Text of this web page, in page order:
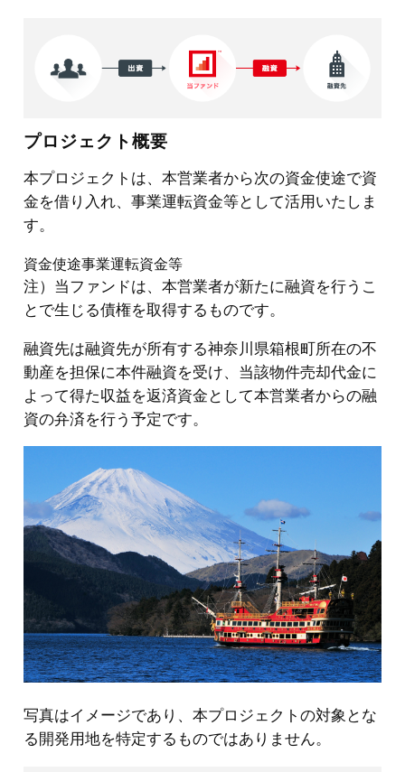
プロジェクト概要
本プロジェクトは、本営業者から次の資金使途で資
金を借り入れ、事業運転資金等として活用いたしま
す。
資金使途事業運転資金等
注） 当ファンドは、本営業者が新たに融資を行うこ
とで生じる債権を取得するものです。
融資先は融資先が所有する神奈川県箱根町所在の不
動産を担保に本件融資を受け、当該物件売却代金に
よって得た収益を返済資金として本営業者からの融
資の弁済を行う予定です。
写真はイメージであり、本プロジェクトの対象とな
る開発用地を特定するものではありません。